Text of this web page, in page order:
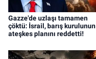
Gazze'de uzlaşı tamamen
çöktü: İsrail, barış kurulunun
ateşkes planını reddetti!